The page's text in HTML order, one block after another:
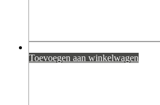
Toevoegen aan winkelwagen